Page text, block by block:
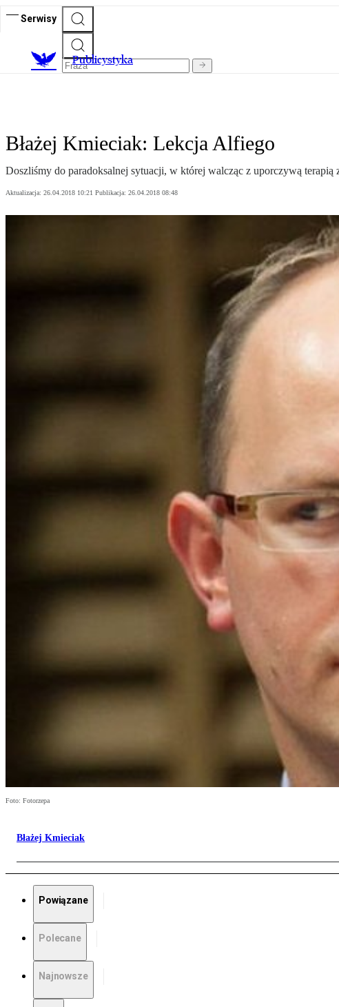
Serwisy
Publicystyka
Błażej Kmieciak: Lekcja Alfiego
Doszliśmy do paradoksalnej sytuacji, w której walcząc z uporczywą
Aktualizacja: 26.04.2018 10:21 Publikacja: 26.04.2018 08:48
Foto: Fotorzepa
Błażej Kmieciak
Powiązane
Polecane
Najnowsze